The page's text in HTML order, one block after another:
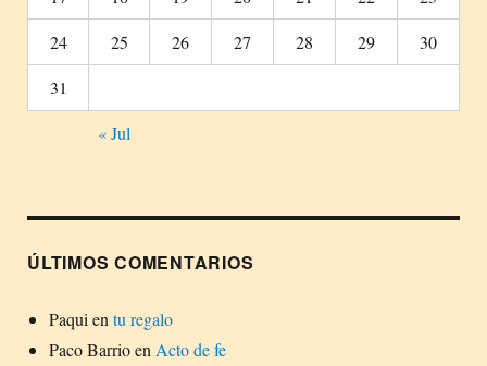
24
25 26 27 28 29
30
31
« Jul
ÚLTIMOS COMENTARIOS
Paqui en tu regalo
Paco Barrioen Acto de fe